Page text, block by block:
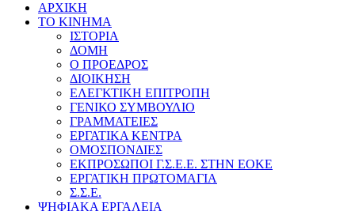
ΑΡΧΙΚΗ
ΤΟ ΚΙΝΗΜΑ
ΙΣΤΟΡΙΑ
ΔΟΜΗ
Ο ΠΡΟΕΔΡΟΣ
ΔΙΟΙΚΗΣΗ
ΕΛΕΓΚΤΙΚΗ ΕΠΙΤΡΟΠΗ
ΓΕΝΙΚΟ ΣΥΜΒΟΥΛΙΟ
ΓΡΑΜΜΑΤΕΙΕΣ
ΕΡΓΑΤΙΚΑ ΚΕΝΤΡΑ
ΟΜΟΣΠΟΝΔΙΕΣ
ΕΚΠΡΟΣΩΠΟΙ Γ.Σ.Ε.Ε. ΣΤΗΝ ΕΟΚΕ
ΕΡΓΑΤΙΚΗ ΠΡΩΤΟΜΑΓΙΑ
Σ.Σ.Ε.
ΨΗΦΙΑΚΑ ΕΡΓΑΛΕΙΑ